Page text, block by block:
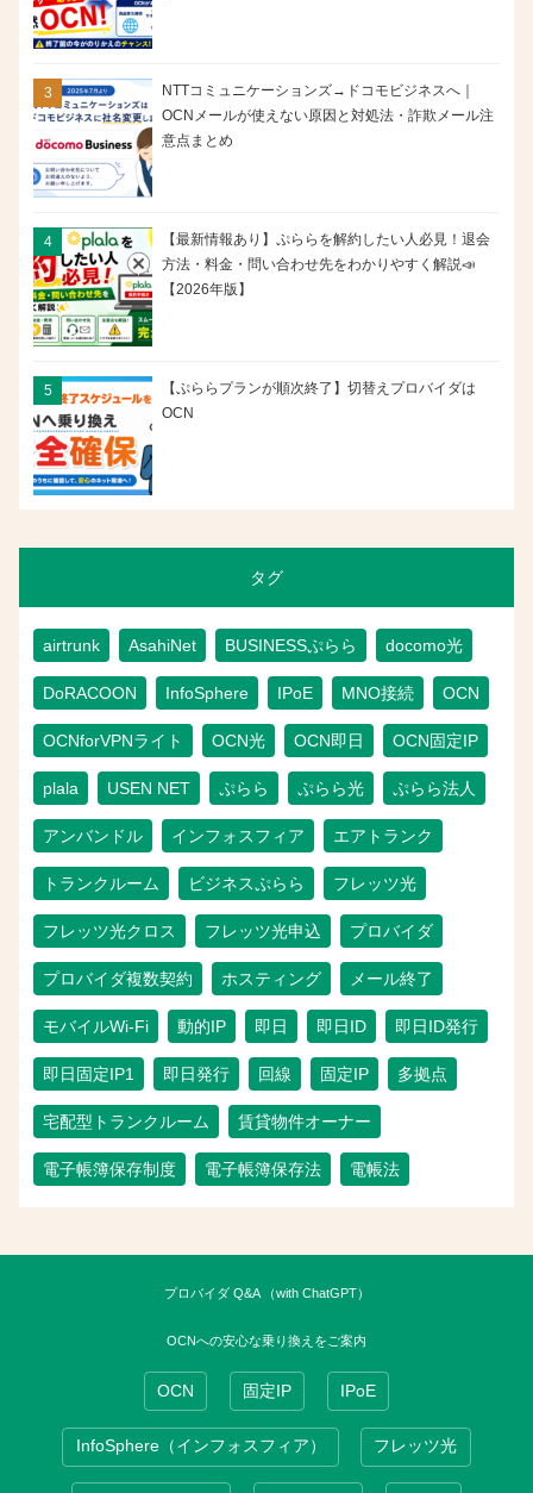
NTTコミュニケーションズ→ドコモビジネスへ｜
OCNメールが使えない原因と対処法・詐欺メール注
意点まとめ
【最新情報あり】ぷららを解約したい人必見！退会
方法・料金・問い合わせ先をわかりやすく解説📣
【2026年版】
【ぷららプランが順次終了】切替えプロバイダは
OCN
タグ
airtrunk AsahiNet BUSINESSぷらら docomo光
DoRACOON InfoSphere IPoE MNO接続 OCN
OCNforVPNライト OCN光 OCN即日 OCN固定IP
plala USEN NET ぷらら ぷらら光 ぷらら法人
アンバンドル インフォスフィア エアトランク
トランクルーム ビジネスぷらら フレッツ光
フレッツ光クロス フレッツ光申込 プロバイダ
プロバイダ複数契約 ホスティング メール終了
モバイルWi-Fi 動的IP 即日 即日ID 即日ID発行
即日固定IP1 即日発行 回線 固定IP 多拠点
宅配型トランクルーム 賃貸物件オーナー
電子帳簿保存制度 電子帳簿保存法 電帳法
プロバイダ Q&A （with ChatGPT）
OCNへの安心な乗り換えをご案内
OCN 固定IP IPoE
InfoSphere（インフォスフィア） フレッツ光